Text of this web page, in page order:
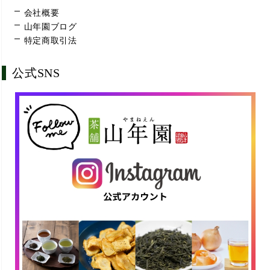
会社概要
山年園ブログ
特定商取引法
公式SNS